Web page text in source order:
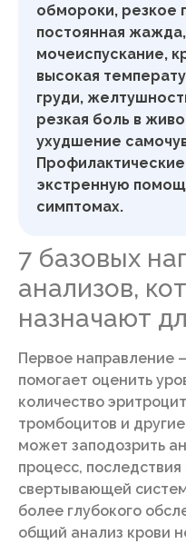
обмороки, резкое
постоянная
мочеиспускание,
высокая
груди,
резкая боль в
ухудшение
экстренную
симптомах.
7 базовых
анализов,
назначают
Первое направление
помогает оценить
количество
тромбоцитов и
может заподозрить
процесс,
свертывающей
более глубокого
общий анализ крови